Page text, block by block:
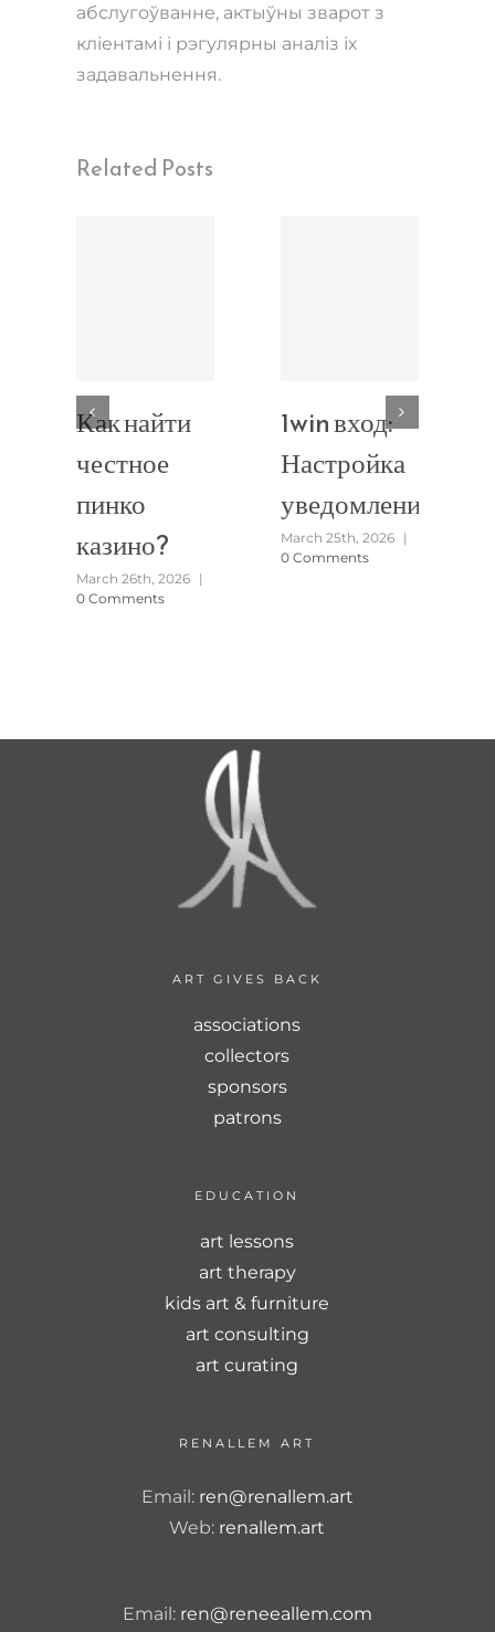
абслугоўванне, актыўны зварот з
кліентамі і рэгулярны аналіз іх
задавальнення.
Related Posts
Как найти
честное
пинко
казино?
March 26th, 2026
|
0 Comments
1win вход:
Настройка
уведомлений
March 25th, 2026
|
0 Comments
ART GIVES BACK
associations
collectors
sponsors
patrons
EDUCATION
art lessons
art therapy
kids art & furniture
art consulting
art curating
RENALLEM ART
Email: ren@renallem.art
Web: renallem.art
Email: ren@reneeallem.com